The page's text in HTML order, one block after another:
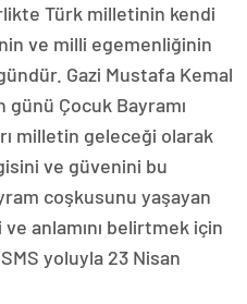
Türk milletinin kendi
ve milli egemenliğinin
Gazi Mustafa Kemal
Çocuk Bayramı
milletin geleceği olarak
ve güvenini bu
coşkusunu yaşayan
anlamını belirtmek için
yoluyla 23 Nisan